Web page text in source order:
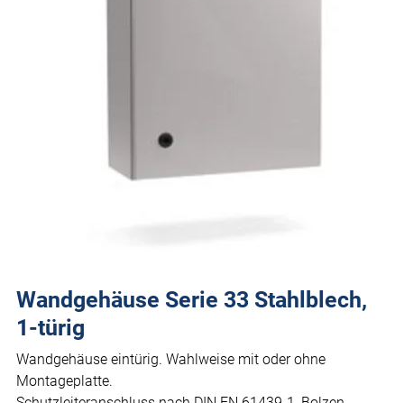
Wandgehäuse Serie 33 Stahlblech,
1-türig
Wandgehäuse eintürig. Wahlweise mit oder ohne
Montageplatte.